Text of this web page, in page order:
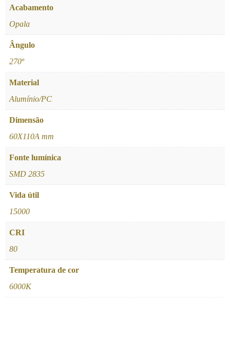
Acabamento
Opala
Ângulo
270º
Material
Alumínio/PC
Dimensão
60X110A mm
Fonte lumínica
SMD 2835
Vida útil
15000
CRI
80
Temperatura de cor
6000K